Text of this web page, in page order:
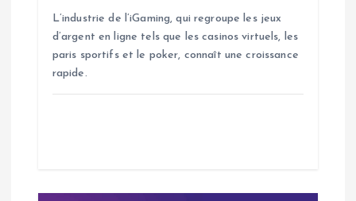
L’industrie de l’iGaming, qui regroupe les jeux
d’argent en ligne tels que les casinos virtuels, les
paris sportifs et le poker, connaît une croissance
rapide.